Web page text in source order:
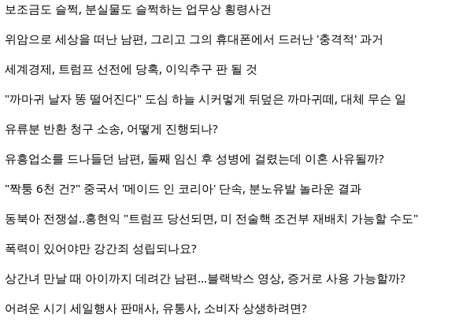
보조금도 슬쩍, 분실물도 슬쩍하는 업무상 횡령사건
위암으로 세상을 떠난 남편, 그리고 그의 휴대폰에서 드러난 '충격적' 과거
세계경제, 트럼프 선전에 당혹, 이익추구 판 될 것
"까마귀 날자 똥 떨어진다" 도심 하늘 시커멓게 뒤덮은 까마귀떼, 대체 무슨 일
유류분 반환 청구 소송, 어떻게 진행되나?
유흥업소를 드나들던 남편, 둘째 임신 후 성병에 걸렸는데 이혼 사유될까?
"짝퉁 6천 건?" 중국서 '메이드 인 코리아' 단속, 분노유발 놀라운 결과
동북아 전쟁설..홍현익 "트럼프 당선되면, 미 전술핵 조건부 재배치 가능할 수도"
폭력이 있어야만 강간죄 성립되나요?
상간녀 만날 때 아이까지 데려간 남편…블랙박스 영상, 증거로 사용 가능할까?
어려운 시기 세일행사 판매사, 유통사, 소비자 상생하려면?